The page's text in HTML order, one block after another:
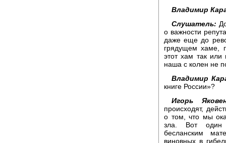
Владимир
Слушатель:
о важности
даже еще до
грядущем хаме,
этот хам так
наша с колен не
Владимир
книге России»?
Игорь
происходят,
о том, что мы
зла. Вот один
бесланским
виновных в